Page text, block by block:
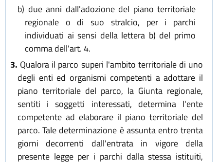
b) due anni dall'adozione del piano territoriale
regionale o di suo stralcio, per i parchi
individuati ai sensi della lettera b) del primo
comma dell'art. 4.
3. Qualora il parco superi l'ambito territoriale di uno
degli enti ed organismi competenti a adottare il
piano territoriale del parco, la Giunta regionale,
sentiti i soggetti interessati, determina l'ente
competente ad elaborare il piano territoriale del
parco. Tale determinazione è assunta entro trenta
giorni decorrenti dall'entrata in vigore della
presente legge per i parchi dalla stessa istituiti,